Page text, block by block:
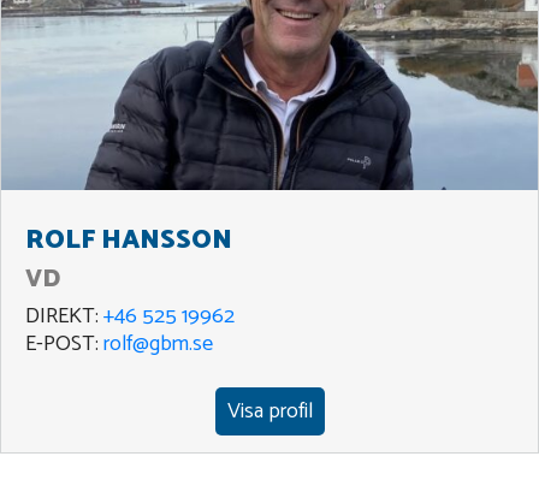
ROLF HANSSON
VD
DIREKT:+46 525 19962
E-POST:rolf@gbm.se
Visa profil